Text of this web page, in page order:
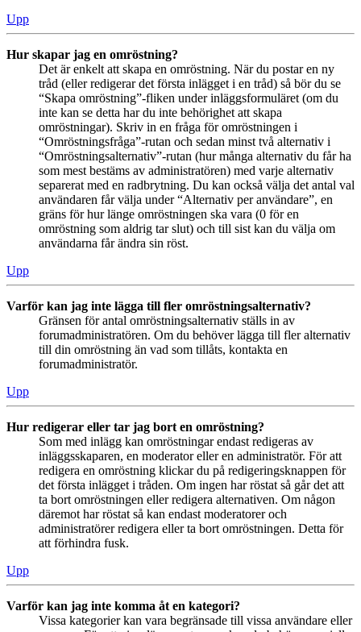
Upp
Hur skapar jag en omröstning?
Det är enkelt att skapa en omröstning. När du postar en ny
tråd (eller redigerar det första inlägget i en tråd) så bör du se
“Skapa omröstning”-fliken under inläggsformuläret (om du
inte kan se detta har du inte behörighet att skapa
omröstningar). Skriv in en fråga för omröstningen i
“Omröstningsfråga”-rutan och sedan minst två alternativ i
“Omröstningsalternativ”-rutan (hur många alternativ du får ha
som mest bestäms av administratören) med varje alternativ
separerat med en radbrytning. Du kan också välja det antal val
användaren får välja under “Alternativ per användare”, en
gräns för hur länge omröstningen ska vara (0 för en
omröstning som aldrig tar slut) och till sist kan du välja om
användarna får ändra sin röst.
Upp
Varför kan jag inte lägga till fler omröstningsalternativ?
Gränsen för antal omröstningsalternativ ställs in av
forumadministratören. Om du behöver lägga till fler alternativ
till din omröstning än vad som tillåts, kontakta en
forumadministratör.
Upp
Hur redigerar eller tar jag bort en omröstning?
Som med inlägg kan omröstningar endast redigeras av
inläggsskaparen, en moderator eller en administratör. För att
redigera en omröstning klickar du på redigeringsknappen för
det första inlägget i tråden. Om ingen har röstat så går det att
ta bort omröstningen eller redigera alternativen. Om någon
däremot har röstat så kan endast moderatorer och
administratörer redigera eller ta bort omröstningen. Detta för
att förhindra fusk.
Upp
Varför kan jag inte komma åt en kategori?
Vissa kategorier kan vara begränsade till vissa användare eller